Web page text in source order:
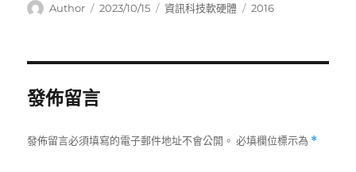
作
Author
發
2023/10/15
分
資訊科技軟硬體
標
2016
發佈留言
發佈留言必須填寫的電子郵件地址不會公開。 必填欄位標示為 *